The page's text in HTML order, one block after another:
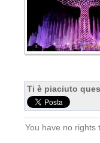
Ti è piaciuto
You have no rights